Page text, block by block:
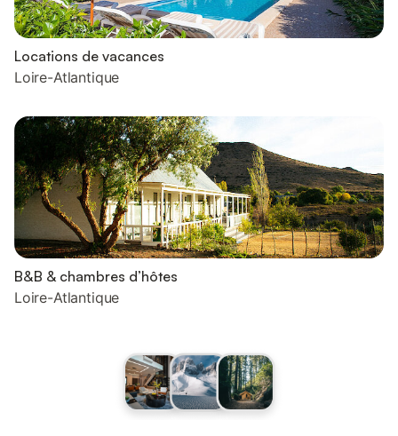
Locations de vacances
Loire-Atlantique
B&B & chambres d’hôtes
Loire-Atlantique